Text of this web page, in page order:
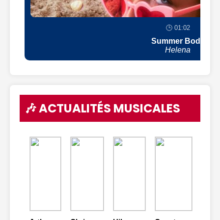
🕒 01:02
Summer Body
Helena
🎶 ACTUALITÉS MUSICALES